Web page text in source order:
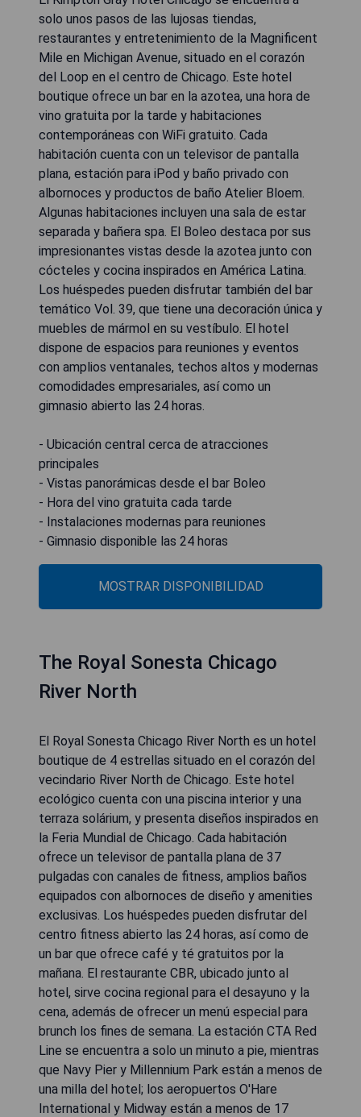
solo unos pasos de las lujosas tiendas,
restaurantes y entretenimiento de la Magnificent
Mile en Michigan Avenue, situado en el corazón
del Loop en el centro de Chicago. Este hotel
boutique ofrece un bar en la azotea, una hora de
vino gratuita por la tarde y habitaciones
contemporáneas con WiFi gratuito. Cada
habitación cuenta con un televisor de pantalla
plana, estación para iPod y baño privado con
albornoces y productos de baño Atelier Bloem.
Algunas habitaciones incluyen una sala de estar
separada y bañera spa. El Boleo destaca por sus
impresionantes vistas desde la azotea junto con
cócteles y cocina inspirados en América Latina.
Los huéspedes pueden disfrutar también del bar
temático Vol. 39, que tiene una decoración única y
muebles de mármol en su vestíbulo. El hotel
dispone de espacios para reuniones y eventos
con amplios ventanales, techos altos y modernas
comodidades empresariales, así como un
gimnasio abierto las 24 horas.
- Ubicación central cerca de atracciones
principales
- Vistas panorámicas desde el bar Boleo
- Hora del vino gratuita cada tarde
- Instalaciones modernas para reuniones
- Gimnasio disponible las 24 horas
MOSTRAR DISPONIBILIDAD
The Royal Sonesta Chicago
River North
El Royal Sonesta Chicago River North es un hotel
boutique de 4 estrellas situado en el corazón del
vecindario River North de Chicago. Este hotel
ecológico cuenta con una piscina interior y una
terraza solárium, y presenta diseños inspirados en
la Feria Mundial de Chicago. Cada habitación
ofrece un televisor de pantalla plana de 37
pulgadas con canales de fitness, amplios baños
equipados con albornoces de diseño y amenities
exclusivas. Los huéspedes pueden disfrutar del
centro fitness abierto las 24 horas, así como de
un bar que ofrece café y té gratuitos por la
mañana. El restaurante CBR, ubicado junto al
hotel, sirve cocina regional para el desayuno y la
cena, además de ofrecer un menú especial para
brunch los fines de semana. La estación CTA Red
Line se encuentra a solo un minuto a pie, mientras
que Navy Pier y Millennium Park están a menos de
una milla del hotel; los aeropuertos O'Hare
International y Midway están a menos de 17